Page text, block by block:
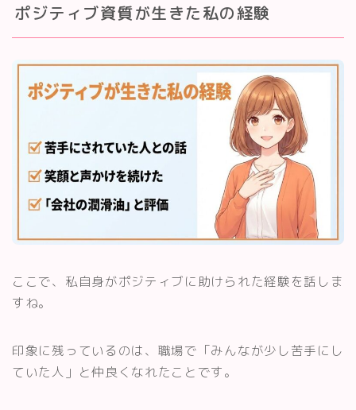
ポジティブ資質が生きた私の経験
ここで、私自身がポジティブに助けられた経験を話しま
すね。
印象に残っているのは、職場で「みんなが少し苦手にし
ていた人」と仲良くなれたことです。